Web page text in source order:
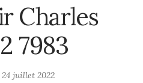
Charles
7983
24 juillet 2022